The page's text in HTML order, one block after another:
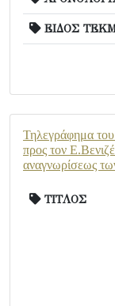
ΕΙΔΟΣ
Τηλεγράφημα
προς τον
αναγνωρίσεως
ΤΙΤΛΟΣ